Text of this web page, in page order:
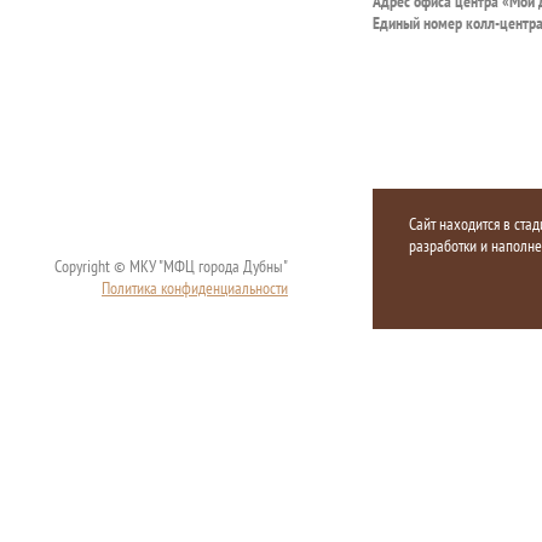
Единый номер колл-
Copyright © МКУ "МФЦ города Дубны"
Политика конфиденциальности
Сайт находится в
разработки и